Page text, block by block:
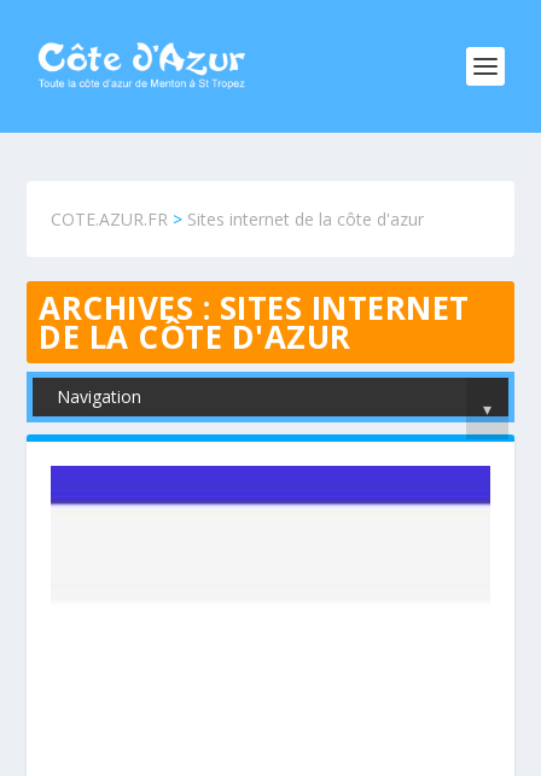
COTE.AZUR.FR > Sites internet de la côte d'azur
ARCHIVES : SITES INTERNET
DE LA CÔTE D'AZUR
Navigation
▾